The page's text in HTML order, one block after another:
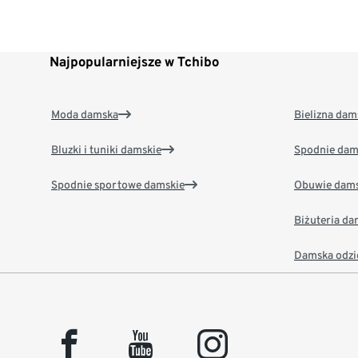
Najpopularniejsze w Tchibo
Moda damska
Bluzki i tuniki damskie
Spodnie sportowe damskie
Bielizna
Spodnie
Obuwie
Biżuteria
Damska
facebook youtube instagram